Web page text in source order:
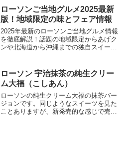
いですね。もっちりとした...
ローソンご当地グルメ2025最新
版！地域限定の味とフェア情報
2025年最新のローソンご当地グルメ情報
を徹底解説！話題の地域限定からあげク
ンや北海道から沖縄までの独自スイー
の店舗で楽しめるローソンご当地商品の
魅力を知り、日常の中で手軽に美味しい
旅気分を味わってみませんか。
ローソン 宇治抹茶の純生クリー
ム大福（こしあん）
ローソンの純生クリーム大福の抹茶バー
ジョンです。同じようなスイーツを見た
ことありますが、新発売的な感じで売っ